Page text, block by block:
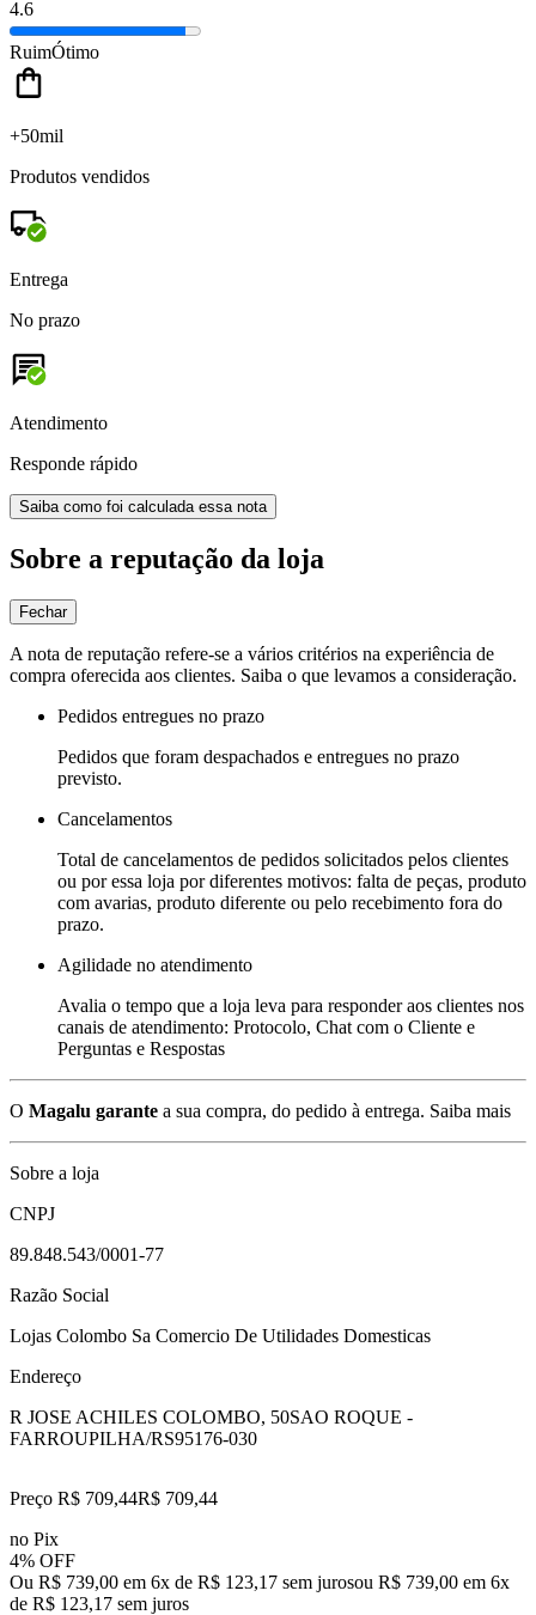
4.6
RuimÓtimo
+50mil
Produtos vendidos
Entrega
No prazo
Atendimento
Responde rápido
Saiba como foi calculada essa nota
Sobre a reputação da loja
Fechar
A nota de reputação refere-se a vários critérios na experiência de
compra oferecida aos clientes. Saiba o que levamos a consideração.
Pedidos entregues no prazo
Pedidos que foram despachados e entregues no prazo
previsto.
Cancelamentos
Total de cancelamentos de pedidos solicitados pelos clientes
ou por essa loja por diferentes motivos: falta de peças, produto
com avarias, produto diferente ou pelo recebimento fora do
prazo.
Agilidade no atendimento
Avalia o tempo que a loja leva para responder aos clientes nos
canais de atendimento: Protocolo, Chat com o Cliente e
Perguntas e Respostas
O Magalu garante a sua compra, do pedido à entrega. Saiba mais
Sobre a loja
CNPJ
89.848.543/0001-77
Razão Social
Lojas Colombo Sa Comercio De Utilidades Domesticas
Endereço
R JOSE ACHILES COLOMBO, 50SAO ROQUE -
FARROUPILHA/RS95176-030
Preço R$ 709,44R$ 709,44
no Pix
4% OFF
Ou R$ 739,00 em 6x de R$ 123,17 sem jurosou R$ 739,00 em 6x
de R$ 123,17 sem juros